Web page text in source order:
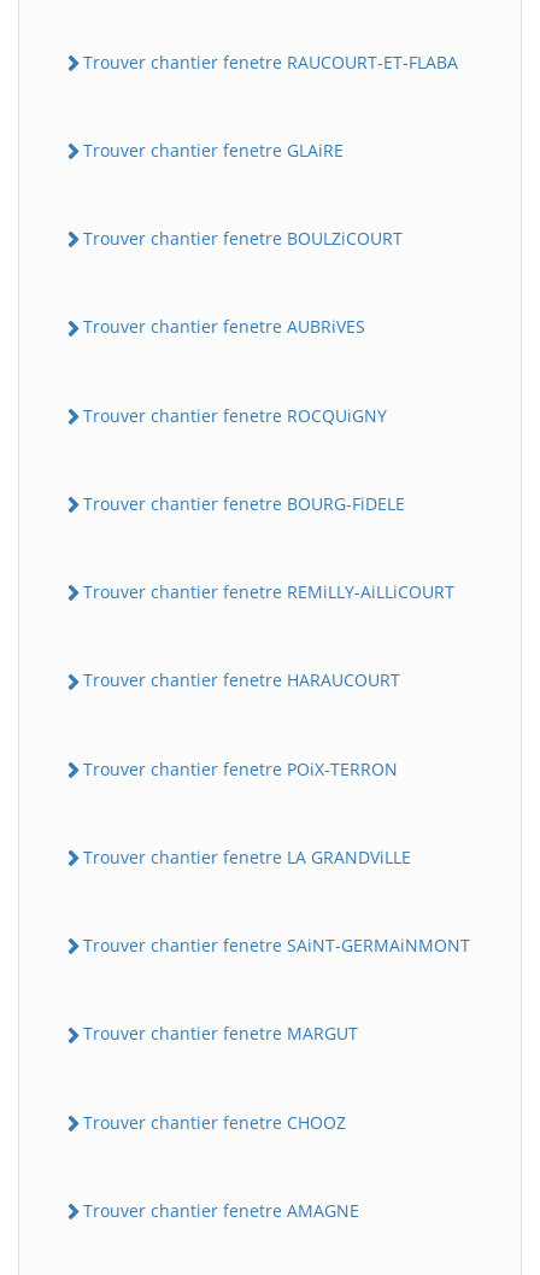
Trouver chantier fenetre RAUCOURT-ET-FLABA
Trouver chantier fenetre GLAiRE
Trouver chantier fenetre BOULZiCOURT
Trouver chantier fenetre AUBRiVES
Trouver chantier fenetre ROCQUiGNY
Trouver chantier fenetre BOURG-FiDELE
Trouver chantier fenetre REMiLLY-AiLLiCOURT
Trouver chantier fenetre HARAUCOURT
Trouver chantier fenetre POiX-TERRON
Trouver chantier fenetre LA GRANDViLLE
Trouver chantier fenetre SAiNT-GERMAiNMONT
Trouver chantier fenetre MARGUT
Trouver chantier fenetre CHOOZ
Trouver chantier fenetre AMAGNE